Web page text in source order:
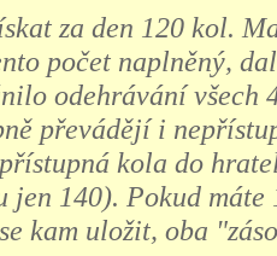
za den 120 kol.
počet naplněný,
odehrávání
převádějí i
kola do
jen 140). Pokud
kam uložit, oba